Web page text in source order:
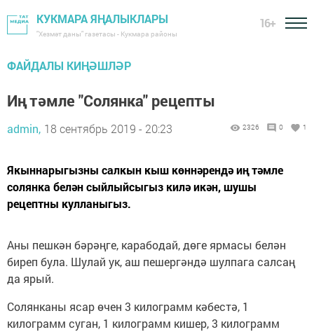
КУКМАРА ЯҢАЛЫКЛАРЫ
"Хезмәт даны" газетасы - Кукмара районы
16+
ФАЙДАЛЫ КИҢӘШЛӘР
Иң тәмле "Солянка" рецепты
admin, 18 сентябрь 2019 - 20:23 2326 0 1
​Якыннарыгызны салкын кыш көннәрендә иң тәмле
солянка белән сыйлыйсыгыз килә икән, шушы
рецептны кулланыгыз.
Аны пешкән бәрәңге, карабодай, дөге ярмасы белән
биреп була. Шулай ук, аш пешергәндә шулпага салсаң
да ярый.
Солянканы ясар өчен 3 килограмм кәбестә, 1
килограмм суган, 1 килограмм кишер, 3 килограмм